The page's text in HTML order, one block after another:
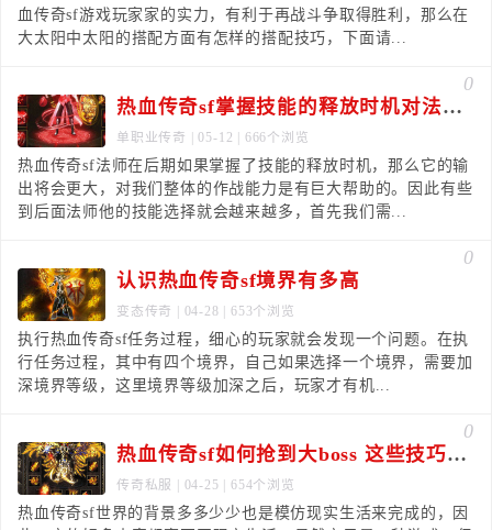
血传奇sf游戏玩家家的实力，有利于再战斗争取得胜利，那么在
大太阳中太阳的搭配方面有怎样的搭配技巧，下面请...
0
热血传奇sf掌握技能的释放时机对法师来说非常重要
单职业传奇 | 05-12 | 666个浏览
热血传奇sf法师在后期如果掌握了技能的释放时机，那么它的输
出将会更大，对我们整体的作战能力是有巨大帮助的。因此有些
到后面法师他的技能选择就会越来越多，首先我们需...
0
认识热血传奇sf境界有多高
变态传奇 | 04-28 | 653个浏览
执行热血传奇sf任务过程，细心的玩家就会发现一个问题。在执
行任务过程，其中有四个境界，自己如果选择一个境界，需要加
深境界等级，这里境界等级加深之后，玩家才有机...
0
热血传奇sf如何抢到大boss 这些技巧要注意
传奇私服 | 04-25 | 654个浏览
热血传奇sf世界的背景多多少少也是模仿现实生活来完成的，因